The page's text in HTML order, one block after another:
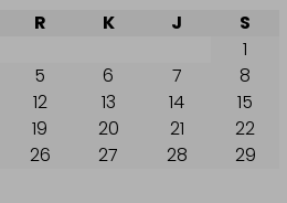
R K J
S
1
5 6 7
8
12 13 14
15
19 20 21
22
26 27 28
29